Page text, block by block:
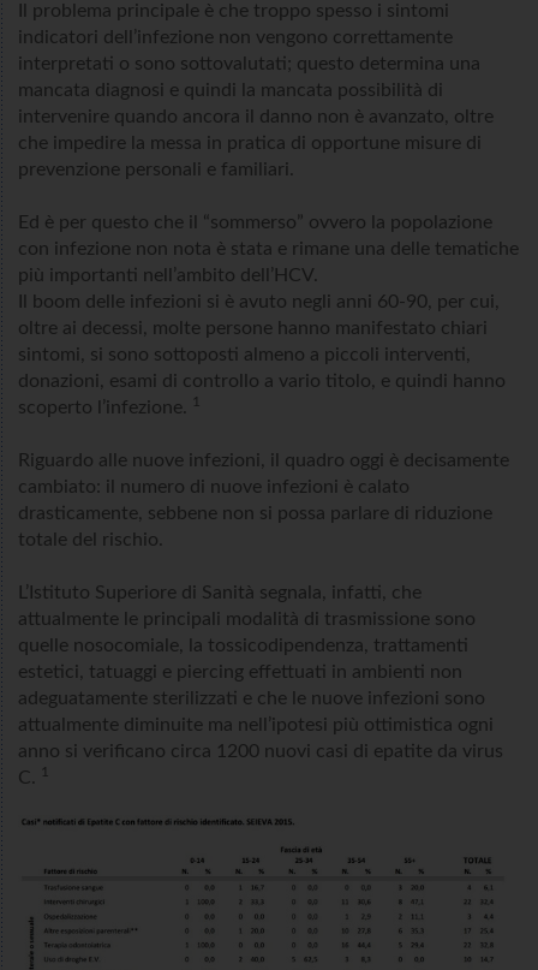
Il problema principale è che troppo spesso i sintomi
indicatori dell’infezione non vengono correttamente
interpretati o sono sottovalutati; questo determina una
mancata diagnosi e quindi la mancata possibilità di
intervenire quando ancora il danno non è avanzato, oltre
che impedire la messa in pratica di opportune misure di
prevenzione personali e familiari.
Ed è per questo che il “sommerso” ovvero la popolazione
con infezione non nota è stata e rimane una delle tematiche
più importanti nell’ambito dell’HCV.
Il boom delle infezioni si è avuto negli anni 60-90, per cui,
oltre ai decessi, molte persone hanno manifestato chiari
sintomi, si sono sottoposti almeno a piccoli interventi,
donazioni, esami di controllo a vario titolo, e quindi hanno
scoperto l’infezione.
1
Riguardo alle nuove infezioni, il quadro oggi è decisamente
cambiato: il numero di nuove infezioni è calato
drasticamente, sebbene non si possa parlare di riduzione
totale del rischio.
L’Istituto Superiore di Sanità segnala, infatti, che
attualmente le principali modalità di trasmissione sono
quelle nosocomiale, la tossicodipendenza, trattamenti
estetici, tatuaggi e piercing effettuati in ambienti non
adeguatamente sterilizzati e che le nuove infezioni sono
attualmente diminuite ma nell’ipotesi più ottimistica ogni
anno si verificano circa 1200 nuovi casi di epatite da virus
C.
1